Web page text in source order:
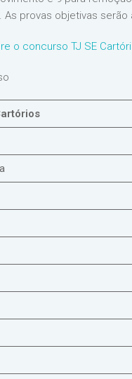
As provas objetivas
o concurso TJ SE